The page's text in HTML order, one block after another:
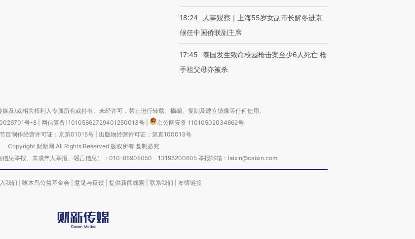
18:24
人事观察｜上海55岁女副市长解冬进京
候任中国侨联副主席
17:45
泰国发生致命校园枪击案至少6人死亡 枪
手祖父母亦被杀
及/或相关权利人专属所有或持有。未经许可，禁止进行转载、摘编、复制及建立镜像等任何使用。
号-8 网信算备110105862729401250013号
京公网安备 11010502034662号
目制作经营许可证：京第01015号| 出版物经营许可证：第直100013号
Copyright 财新网 All Rights Reserved 版权所有 复制必究
信息举报、未成年人举报、谣言信息）：010-85905050 13195200605 举报邮箱：laixin@caixin.com
我们 啄木鸟公益基金会 意见与反馈 提供新闻线索 联系我们 友情链接